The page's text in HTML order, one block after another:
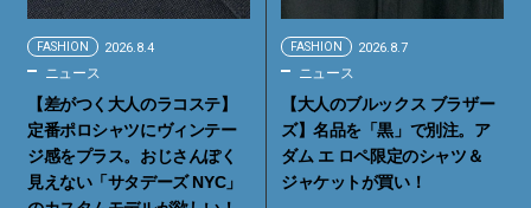
FASHION 2026.8.4
ニュース
【差がつく大人のラコステ】
定番ポロシャツにヴィンテー
ジ感をプラス。おじさんぽく
見えない「サタデーズ NYC」
FASHION 2026.8.7
ニュース
【大人のブルックス ブラザー
ズ】名品を「黒」で別注。ア
ダム エ ロペ限定のシャツ＆
ジャケットが買い！